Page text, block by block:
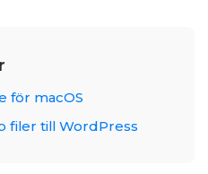
för macOS
filer till WordPress